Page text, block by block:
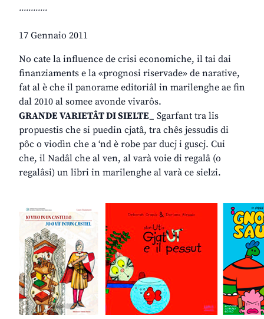
............
17 Gennaio 2011
No cate la influence de crisi economiche, il tai dai
finanziaments e la «prognosi riservade» de narative,
fat al è che il panorame editoriâl in marilenghe ae fin
dal 2010 al somee avonde vivarôs.
GRANDE VARIETÂT DI SIELTE_ Sgarfant tra lis
propuestis che si puedin cjatâ, tra chês jessudis di
pôc o viodìn che a ‘nd è robe par ducj i guscj. Cui
che, il Nadâl che al ven, al varà voie di regalâ (o
regalâsi) un libri in marilenghe al varà ce sielzi.